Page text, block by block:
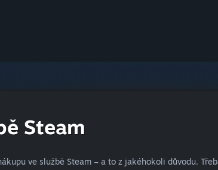
Steam
ve službě Steam – a to z jakéhokoli důvodu.